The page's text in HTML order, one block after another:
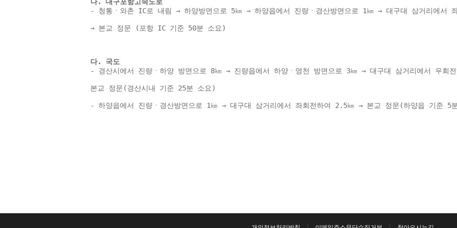
- 청통ㆍ와촌 IC로 내림 → 하양방면으로 5㎞ → 하양읍에서 진량ㆍ경산방면으로 1㎞ → 대구대 삼거리에서
→ 본교 정문 (포항 IC 기준 50분 소요)
다. 국도
- 경산시에서 진량ㆍ하양 방면으로 8㎞ → 진량읍에서 하양ㆍ영천 방면으로 3㎞ → 대구대 삼거리에서 우회
본교 정문(경산시내 기준 25분 소요)
- 하양읍에서 진량ㆍ경산방면으로 1㎞ → 대구대 삼거리에서 좌회전하여 2.5㎞ → 본교 정문(하양읍 기준 5